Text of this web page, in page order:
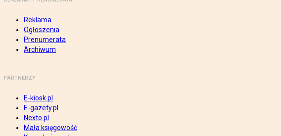
Reklama
Ogłoszenia
Prenumerata
Archiwum
PARTNERZY
E-kiosk.pl
E-gazety.pl
Nexto.pl
Mała księgowość